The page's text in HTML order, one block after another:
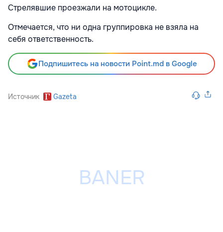
Стрелявшие проезжали на мотоцикле.
Отмечается, что ни одна группировка не взяла на
себя ответственность.
Подпишитесь на новости Point.md в Google
Источник Gazeta